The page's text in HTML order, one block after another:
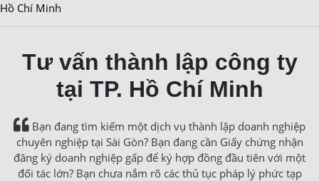
Hồ Chí Minh
Tư vấn thành lập công ty
tại TP. Hồ Chí Minh
Bạn đang tìm kiếm một dịch vụ thành lập doanh nghiệp
chuyên nghiệp tại Sài Gòn? Bạn đang cần Giấy chứng nhận
đăng ký doanh nghiệp gấp để ký hợp đồng đầu tiên với một
đối tác lớn? Bạn chưa nắm rõ các thủ tục pháp lý phức tạp